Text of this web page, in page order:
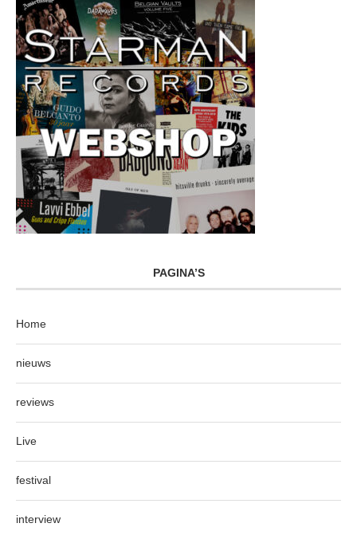
PAGINA’S
Home
nieuws
reviews
Live
festival
interview